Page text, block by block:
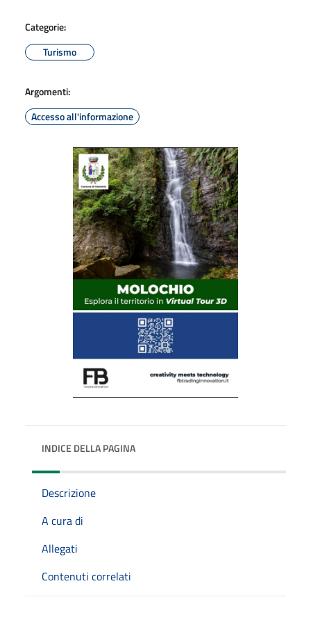
Categorie:
Turismo
Argomenti:
Accesso all'informazione
INDICE DELLA PAGINA
Descrizione
A cura di
Allegati
Contenuti correlati